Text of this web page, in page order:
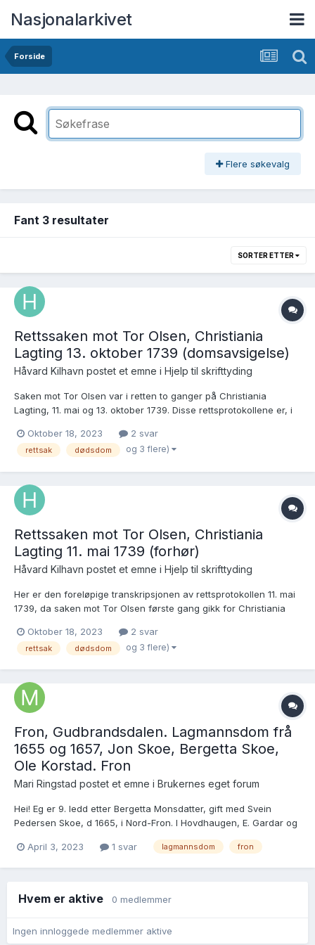
Nasjonalarkivet
Forside
Flere søkevalg
Fant 3 resultater
SORTER ETTER
Rettssaken mot Tor Olsen, Christiania
Lagting 13. oktober 1739 (domsavsigelse)
Håvard Kilhavn postet et emne i Hjelp til skrifttyding
Saken mot Tor Olsen var i retten to ganger på Christiania
Lagting, 11. mai og 13. oktober 1739. Disse rettsprotokollene er, i
underretten og Overhoffretten. Her fra det siste rettsmøtet:
https://media.digitalarkivet.no/view/31018/38...
Oktober 18, 2023 2 svar
rettsak dødsdom og 3 flere)
Rettssaken mot Tor Olsen, Christiania
Lagting 11. mai 1739 (forhør)
Håvard Kilhavn postet et emne i Hjelp til skrifttyding
Her er den foreløpige transkripsjonen av rettsprotokollen 11. mai
1739, da saken mot Tor Olsen første gang gikk for Christiania
steder er vanskelig å lese og forstå hva som er skrevet:
https://media.digitalarkivet.no/view/31018/13. Tusen tak...
Oktober 18, 2023 2 svar
rettsak dødsdom og 3 flere)
Fron, Gudbrandsdalen. Lagmannsdom frå
1655 og 1657, Jon Skoe, Bergetta Skoe,
Ole Korstad. Fron
Mari Ringstad postet et emne i Brukernes eget forum
Hei! Eg er 9. ledd etter Bergetta Monsdatter, gift med Svein
Pedersen Skoe, d 1665, i Nord-Fron. I Hovdhaugen, E. Gardar og
lagmannsdom over Jon og Bergette Skoe og Ole Korstad om å
April 3, 2023 1 svar lagmannsdom fron
Hvem er aktive 0 medlemmer
Ingen innloggede medlemmer aktive